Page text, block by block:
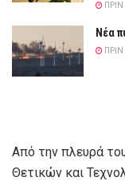
Νέα
Από την πλευρά
Θετικών και